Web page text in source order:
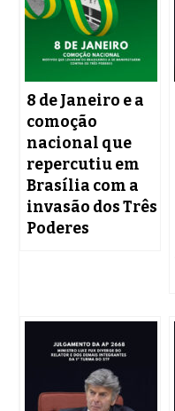
8 de Janeiro e a
comoção
nacional que
repercutiu em
Brasília com a
invasão dos Três
Poderes